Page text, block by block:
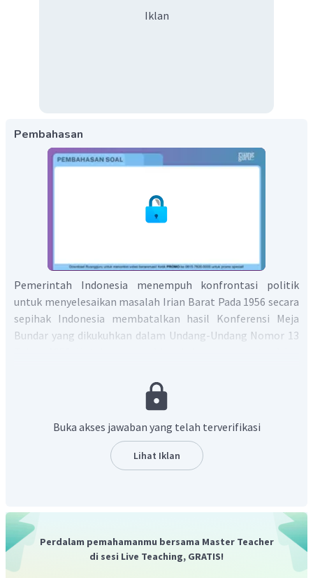
Iklan
Pembahasan
Pemerintah Indonesia menempuh konfrontasi politik
untuk menyelesaikan masalah Irian Barat Pada 1956 secara
sepihak Indonesia membatalkan hasil Konferensi Meja
Bundar yang dikukuhkan dalam Undang-Undang Nomor 13
membentuk pemerintahan sementara Irian Barat di Soasiu,
Tidore. Salah satu tujuan pembentukan pemerintahan
Provinsi Irian Barat sebagai bagian dari Republik Indonesia.
Adapun yang menjadi gubernur adalah Zainal Abidin Syah,
seorang bangsawan Tidore. Selain membatalkan hasil
pembebasan Irian Barat. Pada 10 Februari 1958 dibentuklah
Front Nasional Pembebasan Irian Barat.
Dengan demikian, Front Nasional adalah lembaga yang
dibentuk dalam rangka pembebasan Irian Barat.
Buka akses jawaban yang telah terverifikasi
Lihat Iklan
Perdalam pemahamanmu bersama Master Teacher
di sesi Live Teaching, GRATIS!